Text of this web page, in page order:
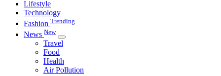
Lifestyle
Technology
Fashion Trending
News New
Travel
Food
Health
Air Pollution